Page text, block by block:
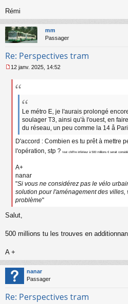
Rémi
mm
Passager
Re: Perspectives tram
e
12 janv. 2025, 14:52
Le métro E, je l'aurais prolongé
soulager T3, ainsi qu'à l'ouest, en
du réseau, un peu comme la 14 å
D'accord : Combien es tu prêt à mettre
l'opération, stp ? tout chiffre inférieur à 500 millions € serait
A+
nanar
"Si vous ne considérez pas le vélo
solution pour l'aménagement des villes,
problème"
Salut,
500 millions tu les trouves en
A +
nanar
Passager
Re: Perspectives tram